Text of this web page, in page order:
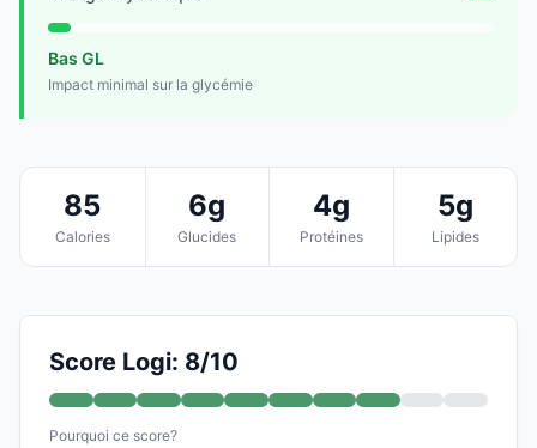
Bas GL
Impact minimal sur la glycémie
85
Calories
6g
Glucides
4g
Protéines
5g
Lipides
Score Logi: 8/10
Pourquoi ce score?